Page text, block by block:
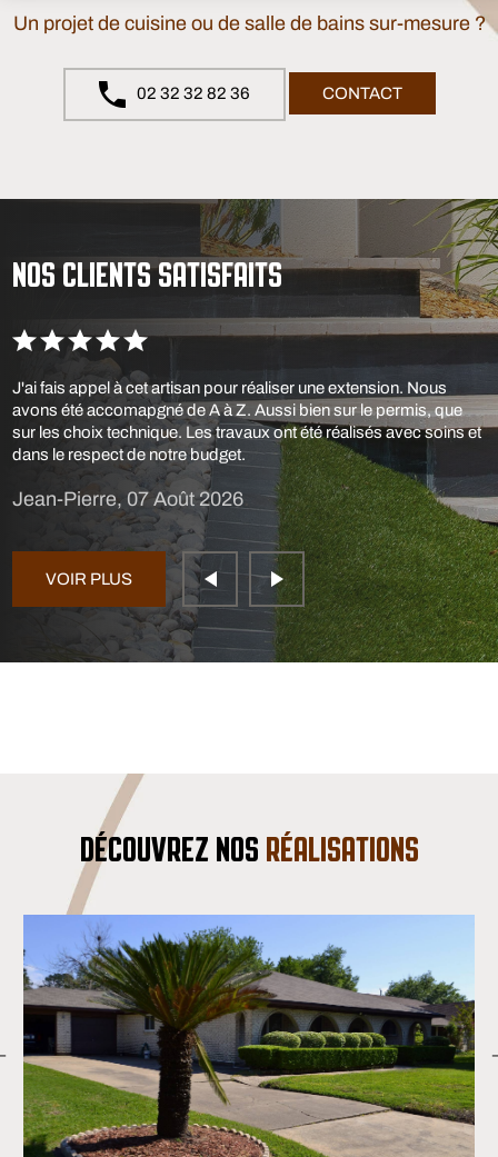
Un projet de cuisine ou de salle de bains sur-mesure ?
02 32 32 82 36 CONTACT
NOS CLIENTS SATISFAITS
J'ai fais appel à cet artisan pour réaliser une extension. Nous
avons été accomapgné de A à Z. Aussi bien sur le permis, que
sur les choix technique. Les travaux ont été réalisés avec soins et
dans le respect de notre budget.
Jean-Pierre, 07 Août 2026
VOIR PLUS
DÉCOUVREZ NOS RÉALISATIONS